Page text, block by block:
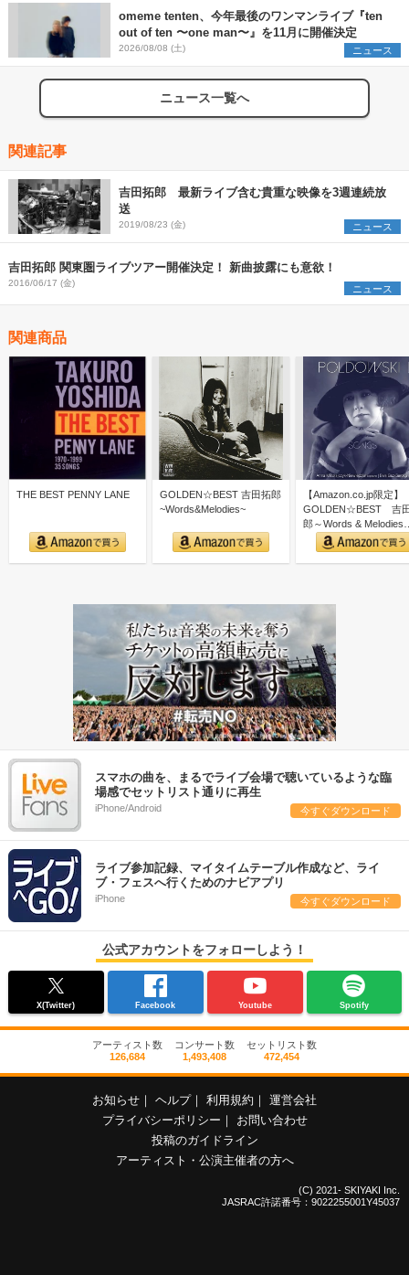
omeme tenten、今年最後のワンマンライブ『ten
out of ten 〜one man〜』を11月に開催決定
2026/08/08 (土) ニュース
ニュース一覧へ
関連記事
吉田拓郎 最新ライブ含む貴重な映像を3週連続放
送
2019/08/23 (金) ニュース
吉田拓郎 関東圏ライブツアー開催決定！ 新曲披露にも意欲！
2016/06/17 (金) ニュース
関連商品
THE BEST PENNY LANE
GOLDEN☆BEST 吉田拓郎
~Words&Melodies~
【Amazon.co.jp限定】
GOLDEN☆BEST 吉
郎～Words &
スマホの曲を、まるでライブ会場で聴いているような臨
場感でセットリスト通りに再生
iPhone/Android 今すぐダウンロード
ライブ参加記録、マイタイムテーブル作成など、ライ
ブ・フェスへ行くためのナビアプリ
iPhone 今すぐダウンロード
公式アカウントをフォローしよう！
X(Twitter) Facebook Youtube Spotify
アーティスト数
126,684
コンサート数
1,493,408
セットリスト数
472,454
お知らせ ヘルプ 利用規約
運営会社
プライバシーポリシー
お問い合わせ
投稿のガイドライン
アーティスト・公演主催者の方へ
(C) 2021- SKIYAKI Inc.
JASRAC許諾番号：9022255001Y45037